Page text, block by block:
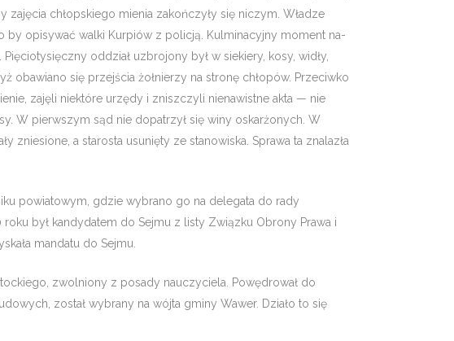
chłopskiego mienia zakończyły się ni­czym. Władze
by opisywać walki Kurpiów z policją. Kulminacyjny moment na­
oddział uzbrojo­ny był w siekiery, kosy, widły,
oba­wiano się przejścia żołnierzy na stronę chłopów. Przeciwko
zajęli niek­tóre urzędy i zniszczyli nienawistne akta — nie
W pierwszym sąd nie dopatrzył się winy oskarżonych. W
zniesio­ne, a starosta usunięty ze stanowiska. Sprawa ta znalazła
powiatowym, gdzie wy­brano go na delegata do rady
roku był kandydatem do Sejmu z listy Związku Obrony Prawa i
mandatu do Sejmu.
zwolniony z posady nauczyciela. Powędrował do
został wybrany na wójta gminy Wawer. Działo to się